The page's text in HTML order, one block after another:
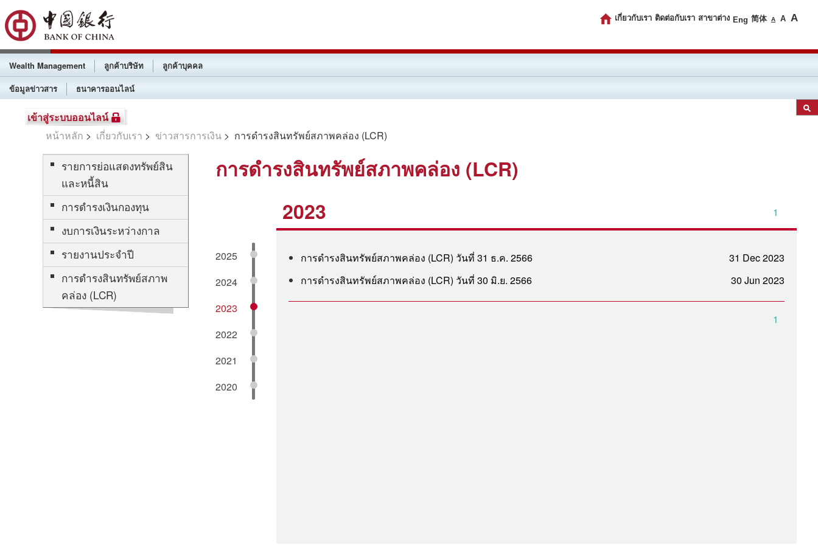
เกี่ยวกับเรา ติดต่อกับเรา สาขาต่าง Eng 简体 A A A
Wealth Management ลูกค้าบริษัท
ลูกค้าบุคคล
ข้อมูลข่าวสาร
ธนาคารออนไลน์
เข้าสู่ระบบออนไลน์
หน้าหลัก > เกี่ยวกับเรา > ข่าวสารการเงิน > การดำรงสินทรัพย์สภาพคล่อง (LCR)
รายการย่อแสดงทรัพย์สิน
และหนี้สิน
การดำรงเงินกองทุน
งบการเงินระหว่างกาล
รายงานประจำปี
การดำรงสินทรัพย์สภาพ
คล่อง (LCR)
การดำรงสินทรัพย์สภาพคล่อง (LCR)
2025
2024
2023
2022
2021
2020
2023 1
31 Dec 2023
การดำรงสินทรัพย์สภาพคล่อง (LCR) วันที่ 31 ธ.ค. 2566
30 Jun 2023
การดำรงสินทรัพย์สภาพคล่อง (LCR) วันที่ 30 มิ.ย. 2566
1